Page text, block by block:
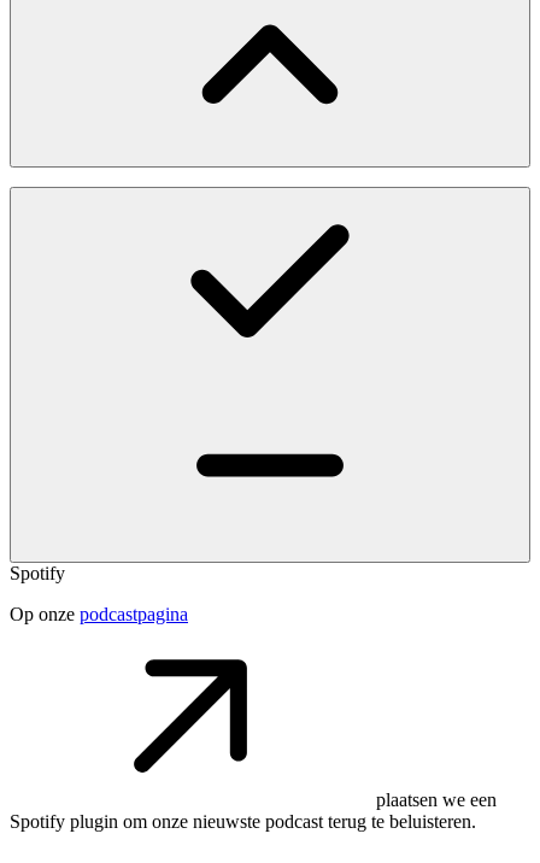
Spotify
Op onze podcastpagina
plaatsen we een
Spotify plugin om onze nieuwste podcast terug te beluisteren.